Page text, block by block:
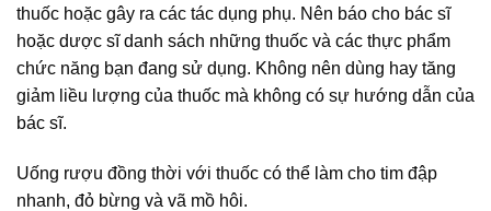
thuốc hoặc gây ra các tác dụng phụ. Nên báo cho bác sĩ
hoặc dược sĩ danh sách những thuốc và các thực phẩm
chức năng bạn đang sử dụng. Không nên dùng hay tăng
giảm liều lượng của thuốc mà không có sự hướng dẫn của
bác sĩ.
Uống rượu đồng thời với thuốc có thể làm cho tim đập
nhanh, đỏ bừng và vã mồ hôi.